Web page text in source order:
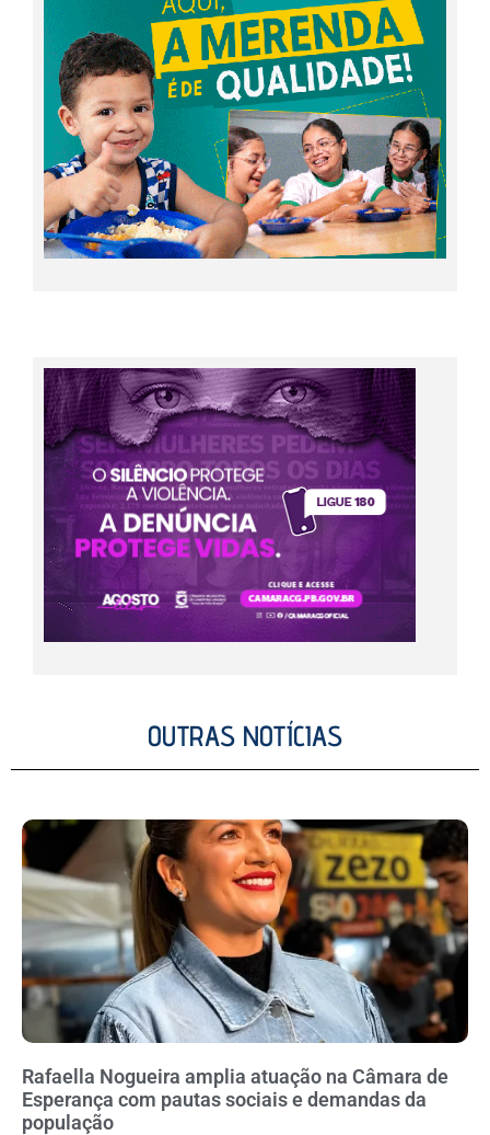
OUTRAS NOTÍCIAS
Rafaella Nogueira amplia atuação na Câmara de
Esperança com pautas sociais e demandas da
população